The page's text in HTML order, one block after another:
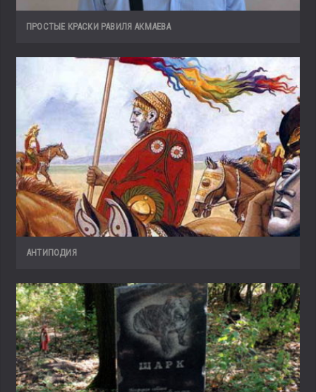
ПРОСТЫЕ КРАСКИ РАВИЛЯ АКМАЕВА
АНТИПОДИЯ